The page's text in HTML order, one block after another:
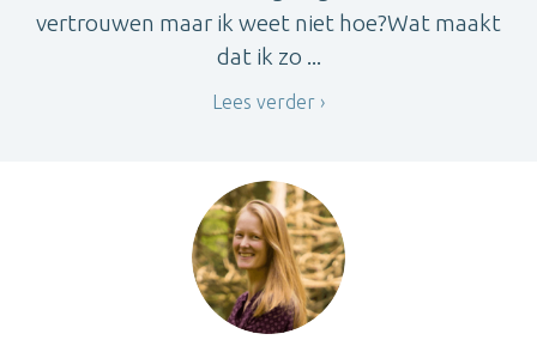
vertrouwen maar ik weet niet hoe?Wat maakt
dat ik zo ...
Lees verder